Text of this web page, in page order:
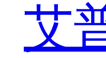
艾